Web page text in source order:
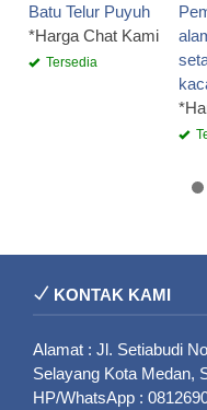
Batu Telur Puyuh
*Harga Chat Kami
Tersedia
KONTAK KAMI
Alamat : Jl. Setiabudi
Selayang Kota Medan,
HP/WhatsApp :